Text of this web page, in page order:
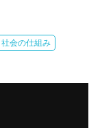
社会の仕組み